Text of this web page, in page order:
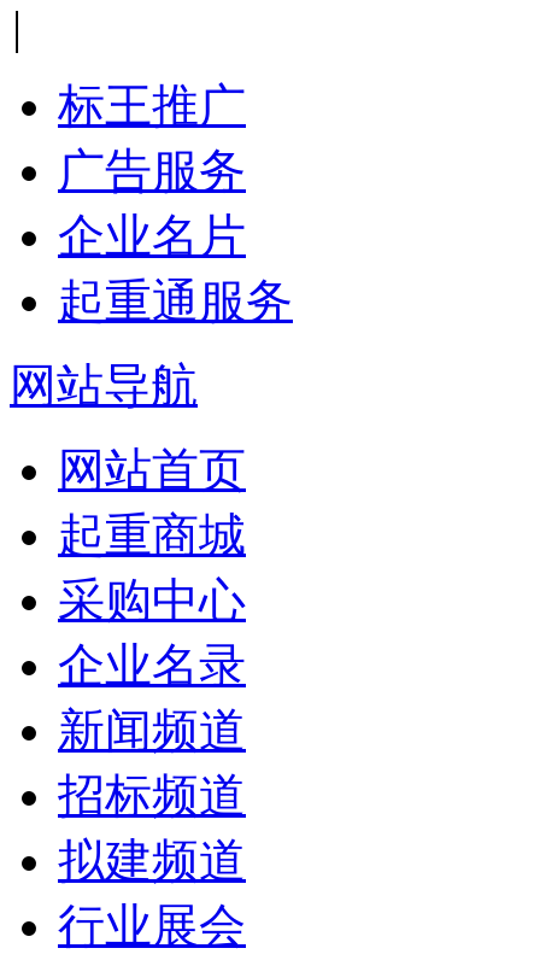
|
标王推广
广告服务
企业名片
起重通服务
网站导航
网站首页
起重商城
采购中心
企业名录
新闻频道
招标频道
拟建频道
行业展会